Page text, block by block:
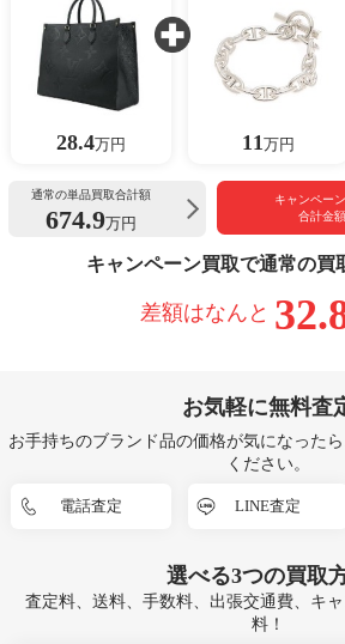
28.4万円 11 万円
通常の単品買取合計額
674.9万円
キャンペー
合計金額
キャンペーン買取で通常の買
差額はなんと
お気軽に無料査
お手持ちのブランド品の価格が気になった
ください。
電話査定 LINE査定
選べる3つの買取
査定料、送料、手数料、出張交通費、キ
料！